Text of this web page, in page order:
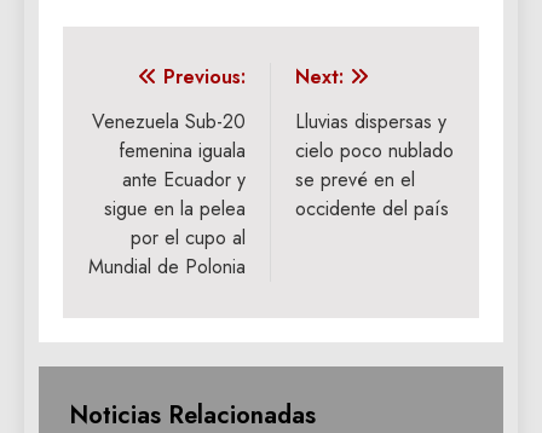
Navegación
de
entradas
Previous:
Venezuela Sub-20
femenina iguala
ante Ecuador y
sigue en la pelea
por el cupo al
Mundial de Polonia
Next:
Lluvias dispersas y
cielo poco nublado
se prevé en el
occidente del país
Noticias Relacionadas